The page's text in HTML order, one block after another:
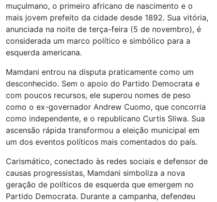
muçulmano, o primeiro africano de nascimento e o
mais jovem prefeito da cidade desde 1892. Sua vitória,
anunciada na noite de terça-feira (5 de novembro), é
considerada um marco político e simbólico para a
esquerda americana.
Mamdani entrou na disputa praticamente como um
desconhecido. Sem o apoio do Partido Democrata e
com poucos recursos, ele superou nomes de peso
como o ex-governador Andrew Cuomo, que concorria
como independente, e o republicano Curtis Sliwa. Sua
ascensão rápida transformou a eleição municipal em
um dos eventos políticos mais comentados do país.
Carismático, conectado às redes sociais e defensor de
causas progressistas, Mamdani simboliza a nova
geração de políticos de esquerda que emergem no
Partido Democrata. Durante a campanha, defendeu